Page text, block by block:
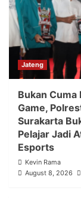
Jateng
Bukan Cuma
Game,
Surakarta
Pelajar Jadi
Esports
Kevin Rama
August 8, 2026